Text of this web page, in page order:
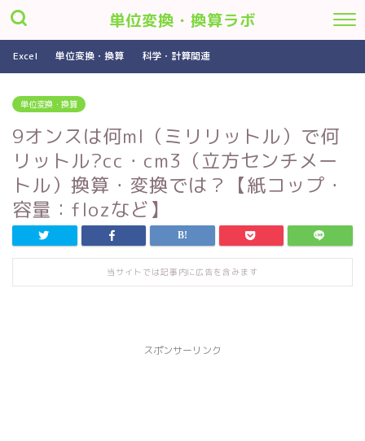
単位変換・換算ラボ
Excel 単位変換・換算 科学・計算関連
単位変換・換算
9オンスは何ml（ミリリットル）で何
リットル?cc・cm3（立方センチメー
トル）換算・変換では？【紙コップ・
容量：flozなど】
当サイトでは記事内に広告を含みます
スポンサーリンク